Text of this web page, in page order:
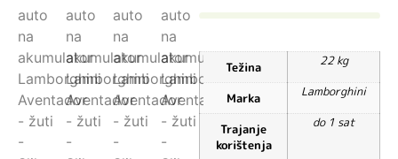
Težina 22 kg
Marka Lamborghini
Trajanje
korištenja
do 1 sat